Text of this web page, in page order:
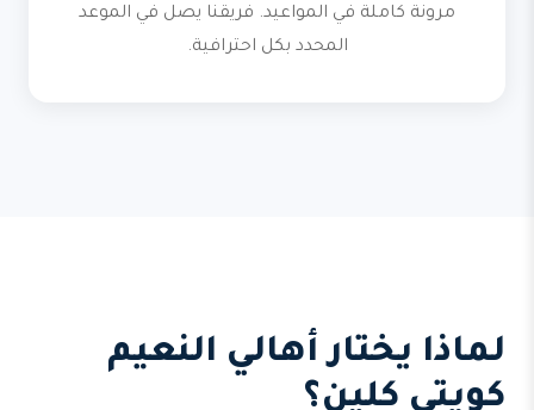
مرونة كاملة في المواعيد. فريقنا يصل في الموعد
المحدد بكل احترافية.
لماذا يختار أهالي النعيم
كويتي كلين؟